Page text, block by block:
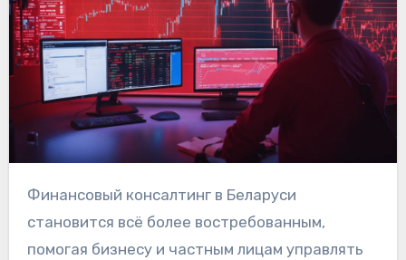
Финансовый консалтинг в Беларуси
становится всё более востребованным,
помогая бизнесу и частным лицам управлять